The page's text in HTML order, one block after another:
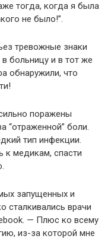
тогда, когда я была
не было!”.
тревожные знаки
больницу и в тот же
обнаружили, что
поражены
“отраженной” боли.
тип инфекции.
к медикам, спасти
запущенных и
сталкивались врачи
— Плюс ко всему
из-за которой мне